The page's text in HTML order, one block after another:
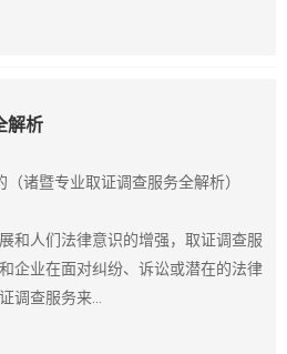
解析
诸暨专业取证调查服务全解析）
和人们法律意识的增强，取证调查服
企业在面对纠纷、诉讼或潜在的法律
调查服务来...